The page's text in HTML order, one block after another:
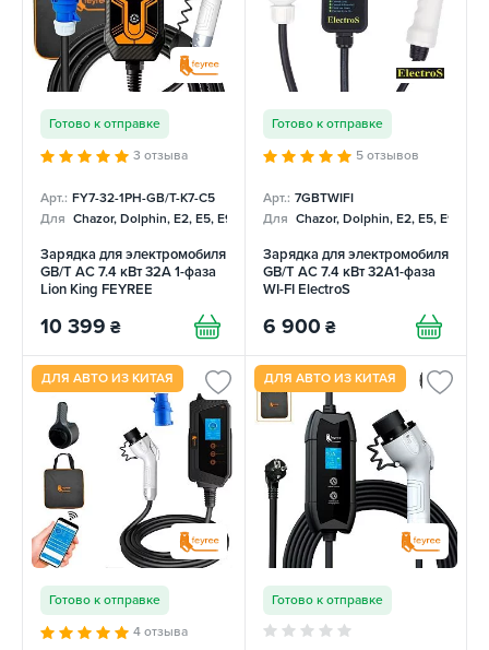
Готово к отправке
3 отзыва
Арт.: FY7-32-1PH-GB/T-K7-C5
Для Chazor, Dolphin, E2, E5, E9, Mercedes
Зарядка для электромобиля
GB/T AC 7.4 кВт 32А 1-фаза
Lion King FEYREE
10 399 ₴
Готово к отправке
5 отзывов
Арт.: 7GBTWIFI
Для Chazor, Dolphin, E2, E5, E9,
Зарядка для электромобиля
GB/T AC 7.4 кВт 32A1-фаза
WI-FI ElectroS
6 900 ₴
ДЛЯ АВТО ИЗ КИТАЯ
Готово к отправке
4 отзыва
ДЛЯ АВТО ИЗ КИТАЯ
Готово к отправке